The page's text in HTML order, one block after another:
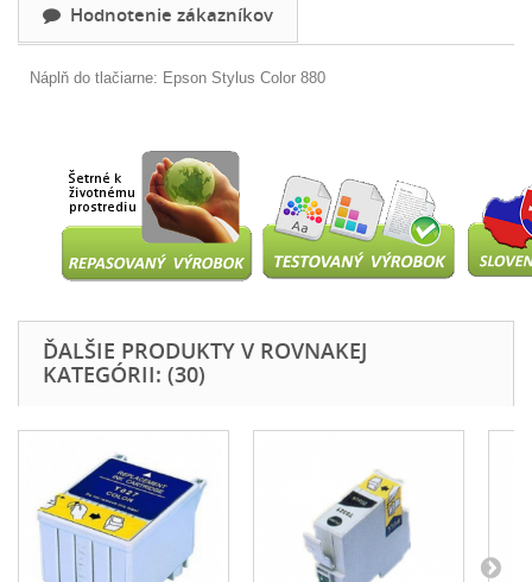
Hodnotenie zákazníkov
Náplň do tlačiarne: Epson Stylus Color 880
ĎALŠIE PRODUKTY V ROVNAKEJ
KATEGÓRII: (30)